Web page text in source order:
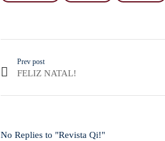
Prev post
FELIZ NATAL!
No Replies to "Revista Qi!"